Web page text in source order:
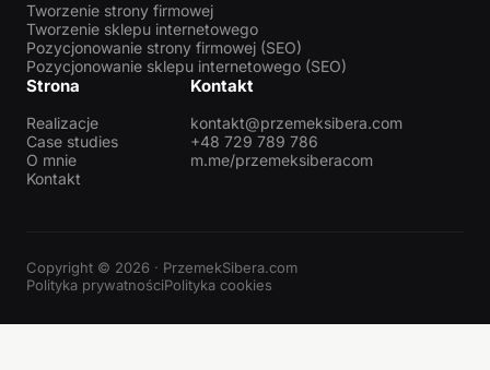
Tworzenie strony firmowej
Tworzenie sklepu internetowego
Pozycjonowanie strony firmowej (SEO)
Pozycjonowanie sklepu internetowego (SEO)
Strona
Realizacje
Case studies
O mnie
Kontakt
Kontakt
kontakt@przemeksibera.com
+48 729 789 786
m.me/przemeksiberacom
Copyright © 2026 · PrzemekSibera.com
Polityka prywatnościPolityka cookies